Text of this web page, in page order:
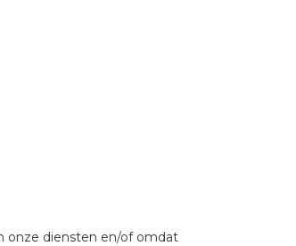
onze diensten en/of omdat